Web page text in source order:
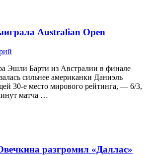
Australian Open
Эшли Барти из Австралии в финале
сильнее американки Даниэль
30-е место мирового рейтинга, — 6/3,
матча …
разгромил «Даллас»